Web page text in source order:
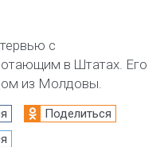
с
в Штатах. Его
из Молдовы.
Поделиться